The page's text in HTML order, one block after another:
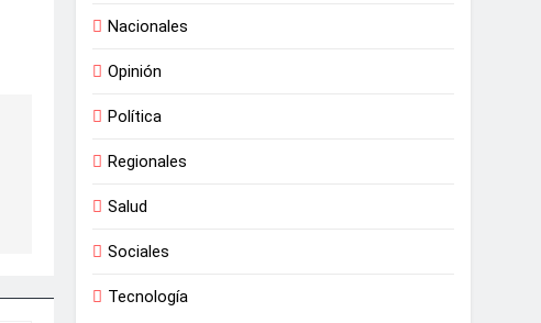
Nacionales
Opinión
Política
Regionales
Salud
Sociales
Tecnología